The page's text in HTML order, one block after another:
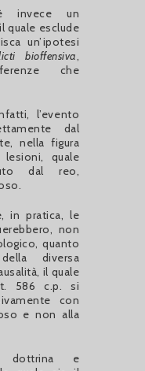
invece un
quale esclude
un’ipotesi
bioffensiva,
che
l’evento
dal
nella figura
quale
dal reo,
in pratica, le
non
quanto
diversa
il quale
586 c.p. si
con
e non alla
dottrina e